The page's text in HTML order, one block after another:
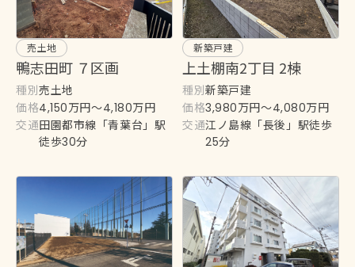
売土地
鴨志田町 ７区画
種別売土地
価格4,150万円〜4,180万円
交通田園都市線「青葉台」駅
徒歩30分
新築戸建
上土棚南2丁目 2棟
種別新築戸建
価格3,980万円〜4,080万円
交通江ノ島線「長後」駅徒歩
25分